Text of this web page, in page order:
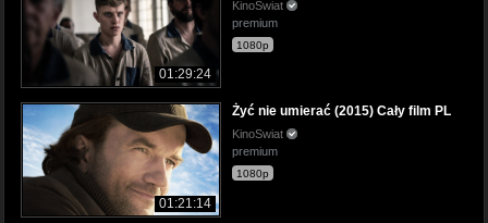
01:29:24
KinoSwiat
premium
1080p
01:21:14
Żyć nie umierać (2015) Cały film PL
KinoSwiat
premium
1080p